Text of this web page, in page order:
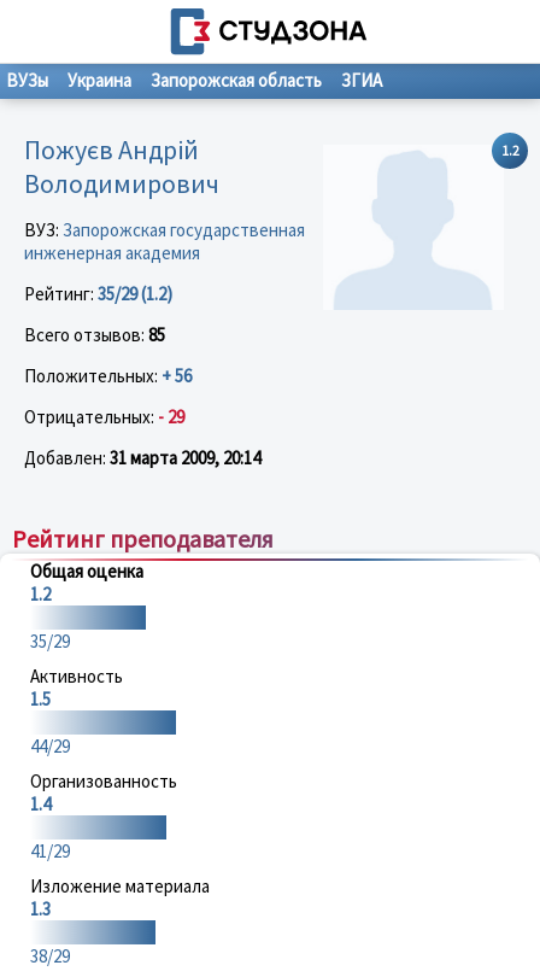
ВУЗы Украина Запорожская область ЗГИА
1.2
Пожуєв Андрій
Володимирович
ВУЗ: Запорожская государственная
инженерная академия
Рейтинг: 35/29 (1.2)
Всего отзывов: 85
Положительных: + 56
Отрицательных: - 29
Добавлен: 31 марта 2009, 20:14
Рейтинг преподавателя
Общая оценка
1.2
35/29
Активность
1.5
44/29
Организованность
1.4
41/29
Изложение материала
1.3
38/29